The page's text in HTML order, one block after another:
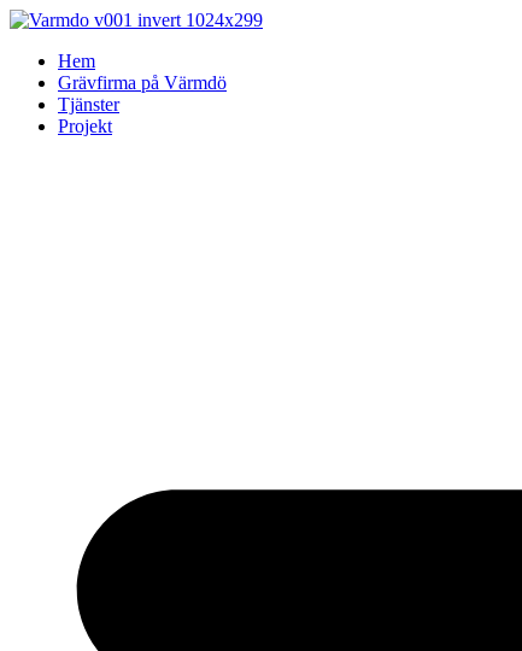
Skip
contentHem
Grävfirma på Värmdö
Tjänster
Projekt